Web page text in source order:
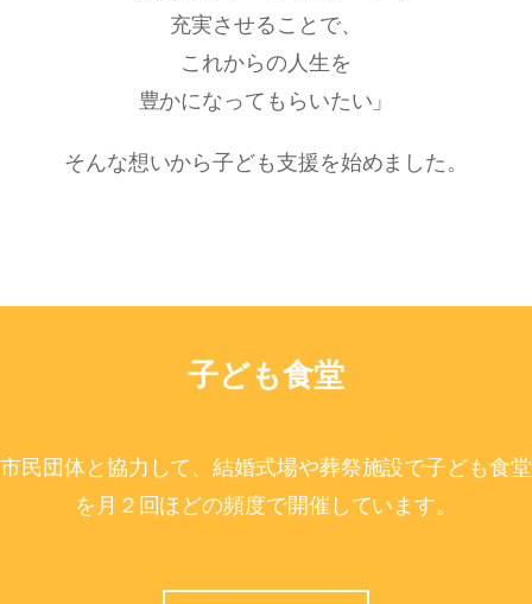
充実させることで、
これからの人生を
豊かになってもらいたい」
そんな想いから子ども支援を始めました。
子ども食堂
市民団体と協力して、結婚式場や葬祭施設で子ども食堂
を月２回ほどの頻度で開催しています。